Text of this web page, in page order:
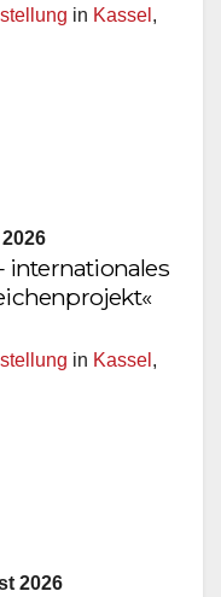
in Kassel ,
internationales
in Kassel ,
2026